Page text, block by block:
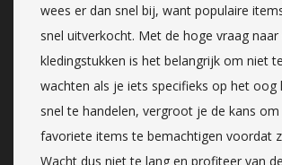
wees er dan snel bij, want populaire
snel uitverkocht. Met de hoge vraag
kledingstukken is het belangrijk om niet
wachten als je iets specifieks op het oog
snel te handelen, vergroot je de kans
favoriete items te bemachtigen voordat
Wacht dus niet te lang en profiteer van de